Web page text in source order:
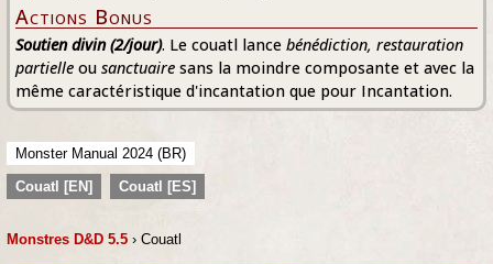
Actions Bonus
Soutien divin (2/jour). Le couatl lance bénédiction, restauration
partielle ou sanctuaire sans la moindre composante et avec la
même caractéristique d'incantation que pour Incantation.
Monster Manual 2024 (BR)
Couatl [EN]
Couatl [ES]
Monstres D&D 5.5 › Couatl